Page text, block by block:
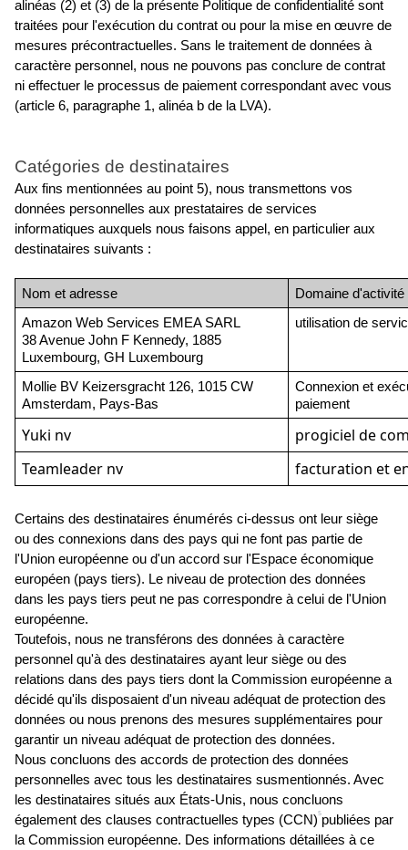
alinéas (2) et (3) de la présente Politique de confidentialité sont
traitées pour l'exécution du contrat ou pour la mise en œuvre de
mesures précontractuelles. Sans le traitement de données à
caractère personnel, nous ne pouvons pas conclure de contrat
ni effectuer le processus de paiement correspondant avec vous
(article 6, paragraphe 1, alinéa b de la LVA).
Catégories de destinataires
Aux fins mentionnées au point 5), nous transmettons vos
données personnelles aux prestataires de services
informatiques auxquels nous faisons appel, en particulier aux
destinataires suivants :
Nom et adresse
Domaine d'activité
Amazon Web Services EMEA SARL
38 Avenue John F Kennedy, 1885
Luxembourg, GH Luxembourg
utilisation de
Mollie BV Keizersgracht 126, 1015 CW
Amsterdam, Pays-Bas
Connexion et
paiement
Yuki nv
progiciel de
Teamleader nv
facturation et
Certains des destinataires énumérés ci-dessus ont leur siège
ou des connexions dans des pays qui ne font pas partie de
l'Union européenne ou d'un accord sur l'Espace économique
européen (pays tiers). Le niveau de protection des données
dans les pays tiers peut ne pas correspondre à celui de l'Union
européenne.
Toutefois, nous ne transférons des données à caractère
personnel qu'à des destinataires ayant leur siège ou des
relations dans des pays tiers dont la Commission européenne a
décidé qu'ils disposaient d'un niveau adéquat de protection des
données ou nous prenons des mesures supplémentaires pour
garantir un niveau adéquat de protection des données.
Nous concluons des accords de protection des données
personnelles avec tous les destinataires susmentionnés. Avec
les destinataires situés aux États-Unis, nous concluons
également des clauses contractuelles types (CCN)5publiées par
la Commission européenne. Des informations détaillées à ce